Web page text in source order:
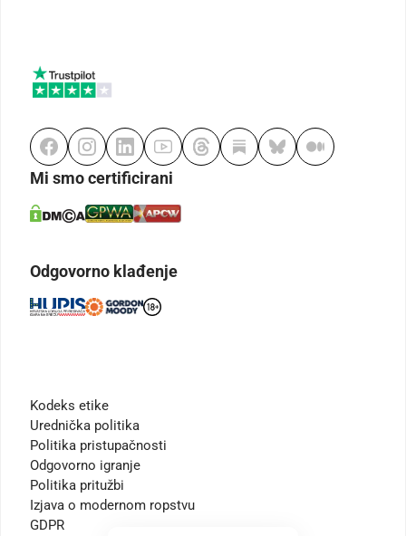
Mi smo certificirani
Odgovorno klađenje
Kodeks etike
Urednička politika
Politika pristupačnosti
Odgovorno igranje
Politika pritužbi
Izjava o modernom ropstvu
GDPR